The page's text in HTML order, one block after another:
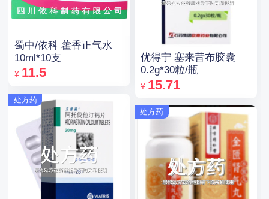
蜀中/依科 藿香正气水
10ml*10支
¥ 11.5
处方药
优得宁 塞来昔布胶囊
0.2g*30粒/瓶
¥ 15.71
处方药